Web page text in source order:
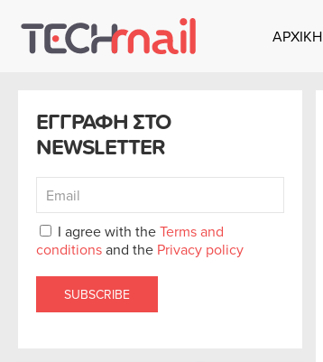
Skip to main content
ΑΡΧΙΚΗ
ΕΓΓΡΑΦΗ ΣΤΟ
NEWSLETTER
I agree with theTerms and
conditionsand the Privacy policy
SUBSCRIBE